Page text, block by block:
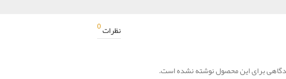
نظرات0
برای این محصول نوشته نشده است.